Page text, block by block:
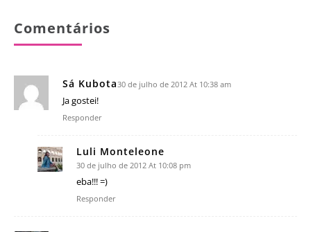
Comentários
Sá Kubota30 de julho de 2012 At 10:38 am
Ja gostei!
Responder
Luli Monteleone
30 de julho de 2012 At 10:08 pm
eba!!! =)
Responder